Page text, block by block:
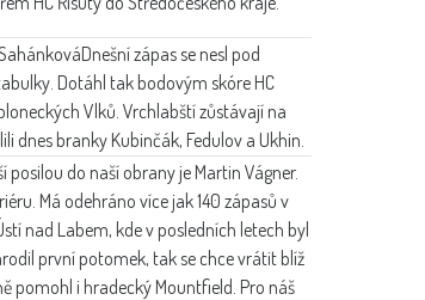
Dnešní zápas se nesl pod
Dotáhl tak bodovým skóre HC
Vlků. Vrchlabští zůstávají na
dnes branky Kubinčák, Fedulov a Ukhin.
posilou do naší obrany je Martin Vágner.
Má odehráno více jak 140 zápasů v
nad Labem, kde v posledních letech byl
první potomek, tak se chce vrátit blíž
pomohl i hradecký Mountfield. Pro náš